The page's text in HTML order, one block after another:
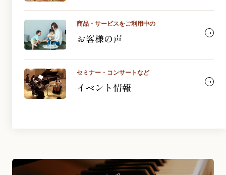
商品・サービスをご利用中の
お客様の声
セミナー・コンサートなど
イベント情報